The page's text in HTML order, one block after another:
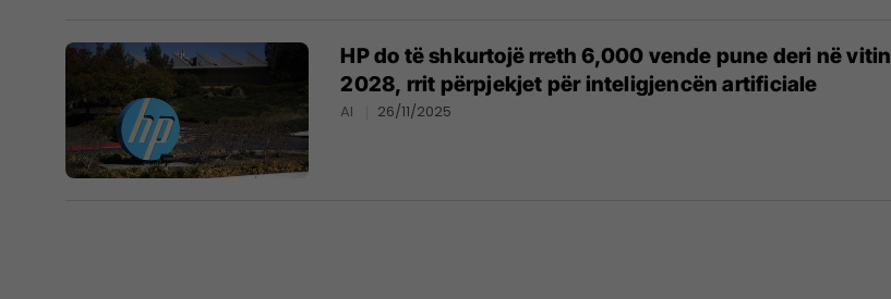
HP do të shkurtojë rreth 6,000 vende pune deri në vitin
2028, rrit përpjekjet për inteligjencën artificiale
AI 26/11/2025